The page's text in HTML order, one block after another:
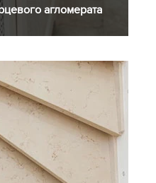
агломерата